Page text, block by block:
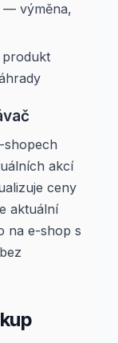
— výměna,
shopech
akcí
ceny
aktuální
na e-shop s